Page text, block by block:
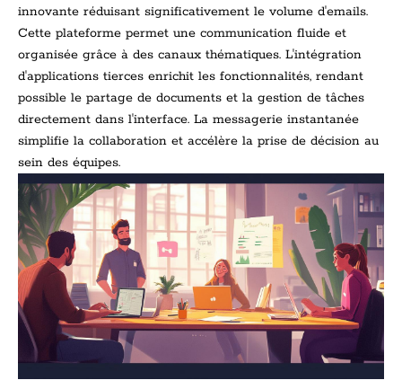
innovante réduisant significativement le volume d'emails.
Cette plateforme permet une communication fluide et
organisée grâce à des canaux thématiques. L'intégration
d'applications tierces enrichit les fonctionnalités, rendant
possible le partage de documents et la gestion de tâches
directement dans l'interface. La messagerie instantanée
simplifie la collaboration et accélère la prise de décision au
sein des équipes.